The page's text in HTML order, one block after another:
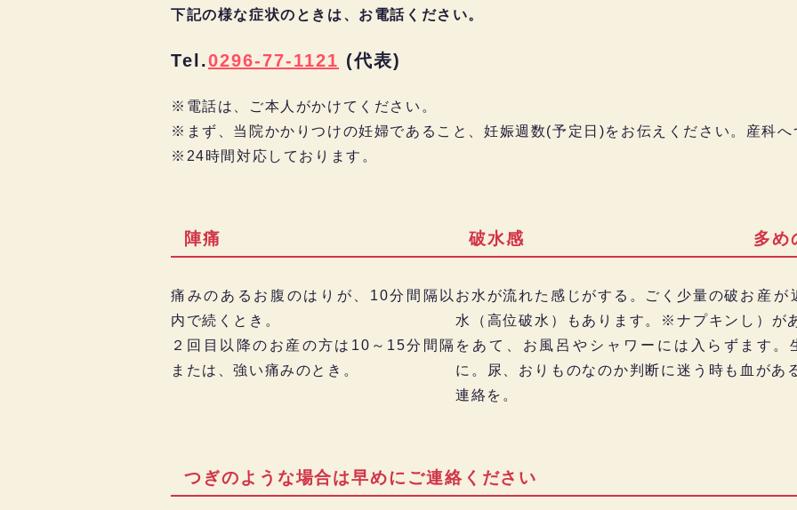
下記の様な症状のときは、お電話ください。
Tel.0296-77-1121 (代表)
※電話は、ご本人がかけてください。
※まず、当院かかりつけの妊婦であること、妊娠週数(予定日)をお伝えください。産科へ
※24時間対応しております。
陣痛
痛みのあるお腹のはりが、10分間隔以
内で続くとき。
２回目以降のお産の方は10～15分間隔
または、強い痛みのとき。
破水感
お水が流れた感じがする。ごく少量の破
水（高位破水）もあります。※ナプキン
をあて、お風呂やシャワーには入らず
に。尿、おりものなのか判断に迷う時も
連絡を。
多め
お産が
し）が
ます。
血があ
つぎのような場合は早めにご連絡ください